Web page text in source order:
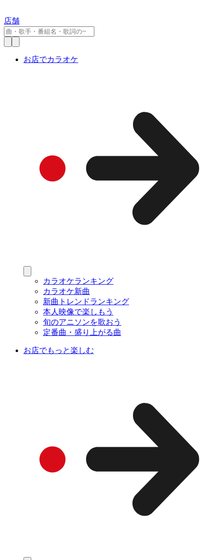
店舗
お店でカラオケ
カラオケランキング
カラオケ新曲
新曲トレンドランキング
本人映像で楽しもう
旬のアニソンを歌おう
定番曲・盛り上がる曲
お店でもっと楽しむ